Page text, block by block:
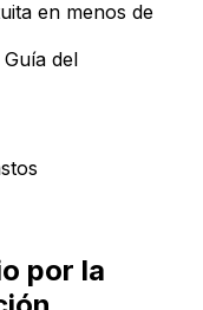
en menos de
Guía del
por la